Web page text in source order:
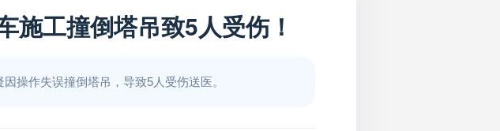
施工撞倒塔吊致5人受伤！
操作失误撞倒塔吊，导致5人受伤送医。